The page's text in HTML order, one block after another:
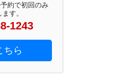
約で初回のみ
す。
1243
ちら